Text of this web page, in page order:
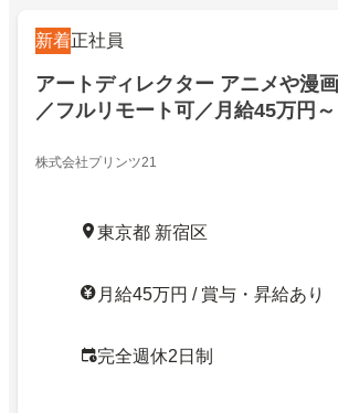
新着正社員
アートディレクター アニメや漫
／フルリモート可／月給45万円～
株式会社プリンツ21
東京都 新宿区
月給45万円 / 賞与・昇給あり
完全週休2日制